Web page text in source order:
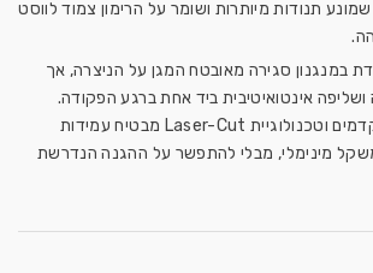
תנודות מיותרות ושומר על הרימון צמוד לווסט
במנגנון סגירה מאובטח המגן על הניצרה, אך
אינטואיטיבית ביד אחת ברגע הפקודה.
השימוש בחומרים מתקדמים וטכנולוגיית Laser-Cut מבטיח עמידות
מינימלי, מבלי להתפשר על ההגנה הנדרשת